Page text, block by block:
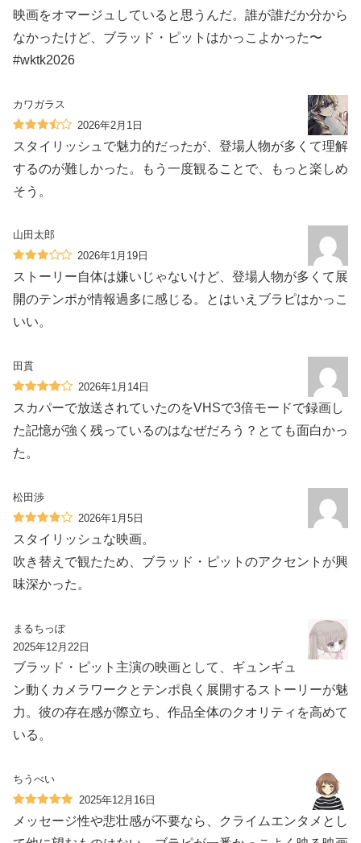
映画をオマージュしていると思うんだ。誰が誰だか分から
なかったけど、ブラッド・ピットはかっこよかった〜
#wktk2026
カワガラス
2026年2月1日
スタイリッシュで魅力的だったが、登場人物が多くて理解
するのが難しかった。もう一度観ることで、もっと楽しめ
そう。
山田太郎
2026年1月19日
ストーリー自体は嫌いじゃないけど、登場人物が多くて展
開のテンポが情報過多に感じる。とはいえブラピはかっこ
いい。
田貫
2026年1月14日
スカパーで放送されていたのをVHSで3倍モードで録画し
た記憶が強く残っているのはなぜだろう？とても面白かっ
た。
松田渉
2026年1月5日
スタイリッシュな映画。
吹き替えで観たため、ブラッド・ピットのアクセントが興
味深かった。
まるちっぽ
2025年12月22日
ブラッド・ピット主演の映画として、ギュンギュ
ン動くカメラワークとテンポ良く展開するストーリーが魅
力。彼の存在感が際立ち、作品全体のクオリティを高めて
いる。
ちうべい
2025年12月16日
メッセージ性や悲壮感が不要なら、クライムエンタメとし